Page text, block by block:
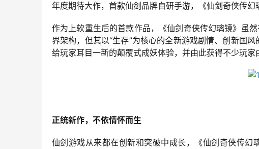
年度期待大作，首款仙剑品牌自研手游，《仙剑奇侠传幻
作为上软重生后的首款作品，《仙剑奇侠传幻璃镜》虽
界架构，但其以“生存”为核心的全新游戏剧情、创新国
给玩家耳目一新的颠覆式成妖体验，并由此获得不少玩家
正统新作，不依情怀而生
仙剑游戏从来都在创新和突破中成长，《仙剑奇侠传幻